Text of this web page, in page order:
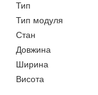
Тип
Тип модуля
Стан
Довжина
Ширина
Висота